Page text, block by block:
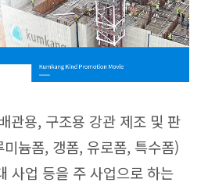
관용, 구조용 강관 제조 및 판
늄폼, 갱폼, 유로폼, 특수폼)
사업 등을 주 사업으로 하는